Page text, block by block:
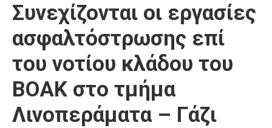
Συνεχίζονται οι εργασίες
ασφαλτόστρωσης επί
του νοτίου κλάδου του
ΒΟΑΚ στο τμήμα
Λινοπεράματα – Γάζι